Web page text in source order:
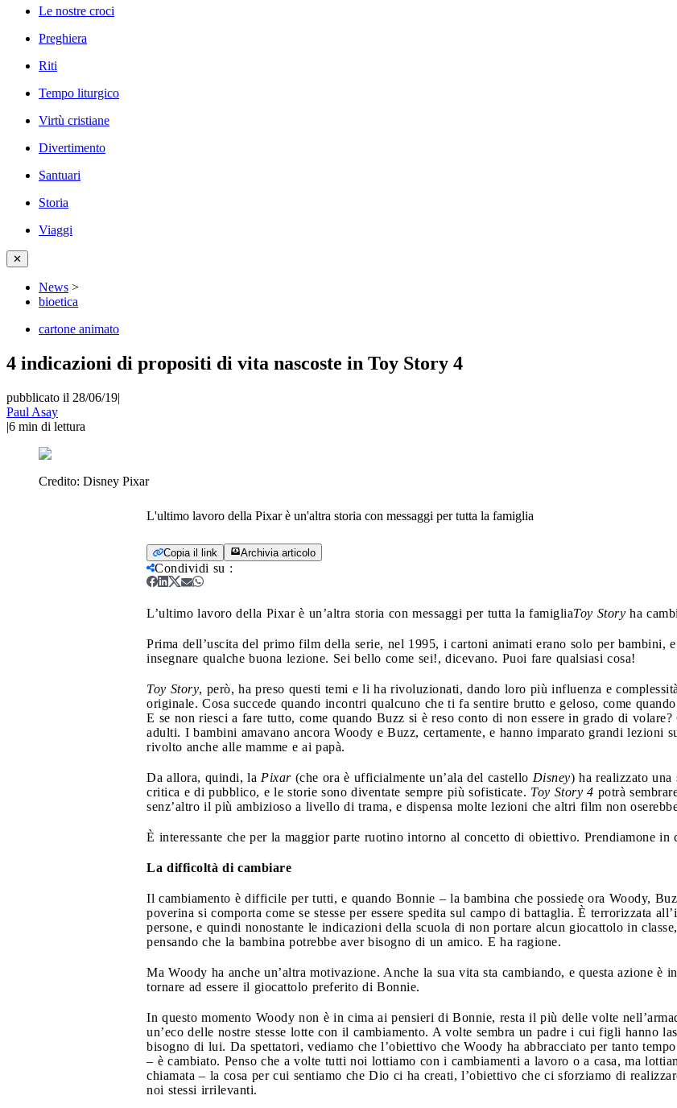
Le nostre croci
Preghiera
Riti
Tempo liturgico
Virtù cristiane
Divertimento
Santuari
Storia
Viaggi
✕
News >
bioetica
cartone animato
4 indicazioni di propositi di vita nascoste in Toy Story 4
pubblicato il 28/06/19|
Paul Asay
|6 min di lettura
Credito: Disney Pixar
L'ultimo lavoro della Pixar è un'altra storia con messaggi per tutta la famiglia
Copia il link Archivia articolo
Condividi su :
L’ultimo lavoro della Pixar è un’altra storia con messaggi per tutta la famigliaToy Story ha
Prima dell’uscita del primo film della serie, nel 1995, i cartoni animati erano solo per bambini,
insegnare qualche buona lezione. Sei bello come sei!, dicevano. Puoi fare qualsiasi cosa!
Toy Story, però, ha preso questi temi e li ha rivoluzionati, dando loro più influenza e
originale. Cosa succede quando incontri qualcuno che ti fa sentire brutto e geloso, come
E se non riesci a fare tutto, come quando Buzz si è reso conto di non essere in grado di
adulti. I bambini amavano ancora Woody e Buzz, certamente, e hanno imparato grandi lezioni
rivolto anche alle mamme e ai papà.
Da allora, quindi, la Pixar(che ora è ufficialmente un’ala del castello Disney) ha realizzato
critica e di pubblico, e le storie sono diventate sempre più sofisticate. Toy Story 4 potrà
senz’altro il più ambizioso a livello di trama, e dispensa molte lezioni che altri film non
È interessante che per la maggior parte ruotino intorno al concetto di obiettivo. Prendiamone
La difficoltà di cambiare
Il cambiamento è difficile per tutti, e quando Bonnie – la bambina che possiede ora Woody,
poverina si comporta come se stesse per essere spedita sul campo di battaglia. È terrorizzata
persone, e quindi nonostante le indicazioni della scuola di non portare alcun giocattolo in
pensando che la bambina potrebbe aver bisogno di un amico. E ha ragione.
Ma Woody ha anche un’altra motivazione. Anche la sua vita sta cambiando, e questa azione è
tornare ad essere il giocattolo preferito di Bonnie.
In questo momento Woody non è in cima ai pensieri di Bonnie, resta il più delle volte
un’eco delle nostre stesse lotte con il cambiamento. A volte sembra un padre i cui figli hanno
bisogno di lui. Da spettatori, vediamo che l’obiettivo che Woody ha abbracciato per tanto
– è cambiato. Penso che a volte tutti noi lottiamo con i cambiamenti a lavoro o a casa, ma
chiamata – la cosa per cui sentiamo che Dio ci ha creati, l’obiettivo che ci sforziamo di
noi stessi irrilevanti.